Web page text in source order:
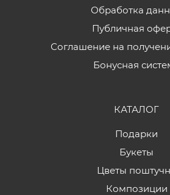
Обработка
Публичная
Соглашение на
Бонусная
КАТАЛОГ
Подарки
Букеты
Цветы
Композиции